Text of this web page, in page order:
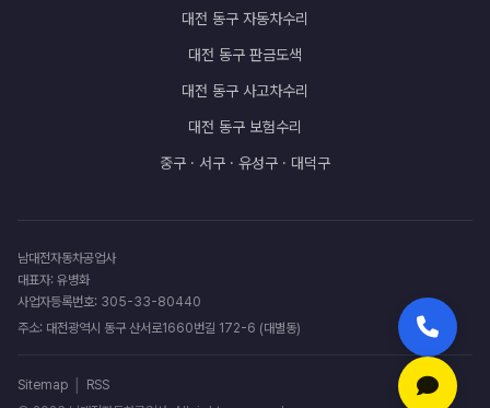
대전 동구 자동차수리
대전 동구 판금도색
대전 동구 사고차수리
대전 동구 보험수리
중구 · 서구 · 유성구 · 대덕구
남대전자동차공업사
대표자: 유병화
사업자등록번호: 305-33-80440
주소: 대전광역시 동구 산서로1660번길 172-6 (대별동)
Sitemap
RSS